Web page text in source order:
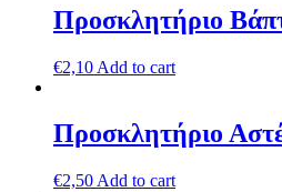
Προσκλητήριο
€2,10 Add to cart
Προσκλητήριο
€2,50 Add to cart